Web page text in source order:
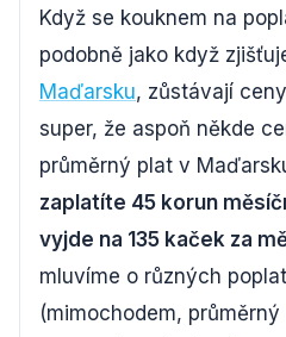
Když se kouknem na
podobně jako když
Maďarsku, zůstávají
super, že aspoň někde
průměrný plat v
zaplatíte 45 korun
vyjde na 135 kaček za
mluvíme o různých
(mimochodem,